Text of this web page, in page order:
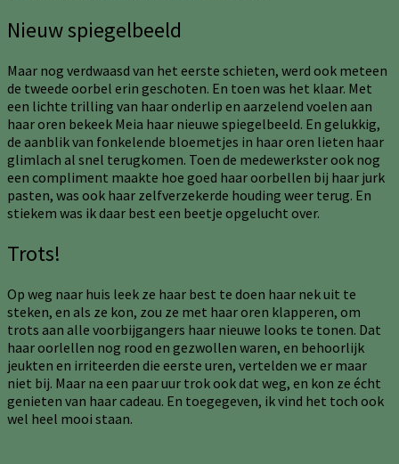
Nieuw spiegelbeeld
Maar nog verdwaasd van het eerste schieten, werd ook meteen
de tweede oorbel erin geschoten. En toen was het klaar. Met
een lichte trilling van haar onderlip en aarzelend voelen aan
haar oren bekeek Meia haar nieuwe spiegelbeeld. En gelukkig,
de aanblik van fonkelende bloemetjes in haar oren lieten haar
glimlach al snel terugkomen. Toen de medewerkster ook nog
een compliment maakte hoe goed haar oorbellen bij haar jurk
pasten, was ook haar zelfverzekerde houding weer terug. En
stiekem was ik daar best een beetje opgelucht over.
Trots!
Op weg naar huis leek ze haar best te doen haar nek uit te
steken, en als ze kon, zou ze met haar oren klapperen, om
trots aan alle voorbijgangers haar nieuwe looks te tonen. Dat
haar oorlellen nog rood en gezwollen waren, en behoorlijk
jeukten en irriteerden die eerste uren, vertelden we er maar
niet bij. Maar na een paar uur trok ook dat weg, en kon ze écht
genieten van haar cadeau. En toegegeven, ik vind het toch ook
wel heel mooi staan.